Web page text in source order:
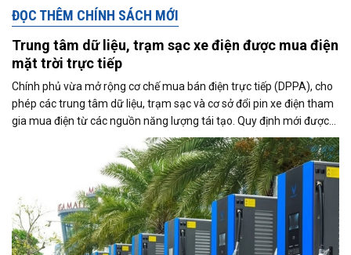
ĐỌC THÊM CHÍNH SÁCH MỚI
Trung tâm dữ liệu, trạm sạc xe điện được mua điện
mặt trời trực tiếp
Chính phủ vừa mở rộng cơ chế mua bán điện trực tiếp (DPPA), cho
phép các trung tâm dữ liệu, trạm sạc và cơ sở đổi pin xe điện tham
gia mua điện từ các nguồn năng lượng tái tạo. Quy định mới được
kỳ vọng thúc đẩy sử dụng điện xanh, đáp ứng nhu cầu ngày càng
tăng của nền kinh tế số và quá trình điện hóa giao thông.